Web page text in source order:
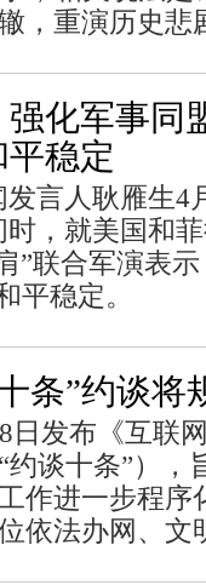
，重演历史悲
化军事同
稳定
发言人耿雁生4
，就美国和
”联合军演表
平稳定。
条”约谈将
日发布《互联
谈十条”），
作进一步程序
依法办网、文